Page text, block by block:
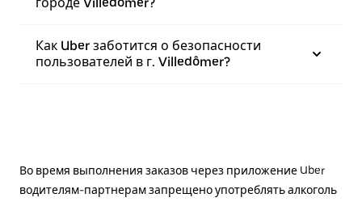
городе Villedômer?
Как Uber заботится о безопасности
пользователей в г. Villedômer?
Во время выполнения заказов через приложение Uber
водителям-партнерам запрещено употреблять алкоголь